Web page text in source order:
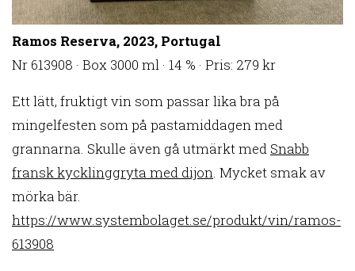
Ramos Reserva, 2023, Portugal
Nr 613908 · Box 3000 ml · 14 % · Pris: 279 kr
Ett lätt, fruktigt vin som passar lika bra på
mingelfesten som på pastamiddagen med
grannarna. Skulle även gå utmärkt med Snabb
fransk kycklinggryta med dijon. Mycket smak av
mörka bär.
https://www.systembolaget.se/produkt/vin/ramos-
613908